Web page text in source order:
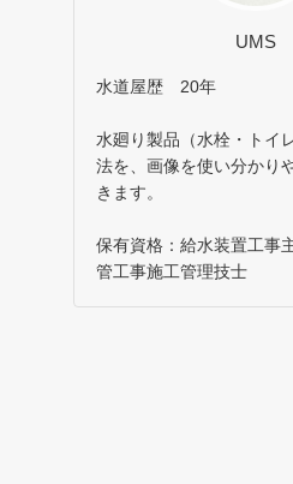
UMS
水道屋歴 20年
水廻り製品（水栓・トイ
法を、画像を使い分かり
きます。
保有資格：給水装置工事
管工事施工管理技士